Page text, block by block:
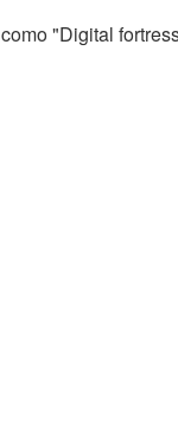
como "Digital